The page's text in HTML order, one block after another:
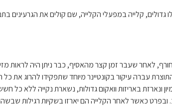
קלייה במפעלי הקלייה, שם קולים את הגרעינים
לאחר שעבר זמן קצר מהאסיף, כבר ניתן היה לראות
עברה עיקור בקונטיינר מיוחד שתפקידו להרוג את כל
ונארזת באריזות וואקום גדולות, נשארת נקייה ללא כל
כאשר לאחר הקלייה הם יארזו בשקיות רגילות